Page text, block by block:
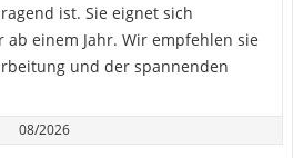
ist. Sie eignet sich
einem Jahr. Wir empfehlen sie
und der spannenden
08/2026